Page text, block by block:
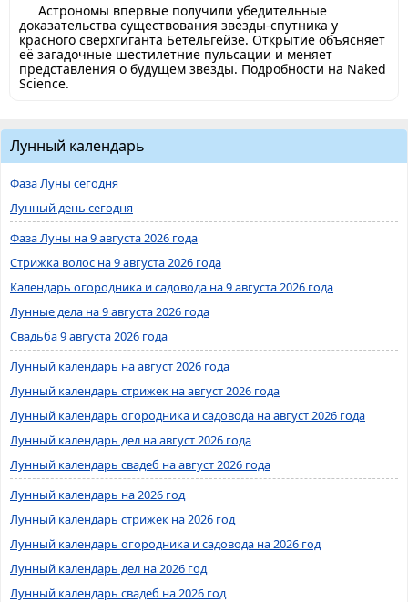
Астрономы впервые получили убедительные
доказательства существования звезды-спутника у
красного сверхгиганта Бетельгейзе. Открытие объясняет
её загадочные шестилетние пульсации и меняет
представления о будущем звезды. Подробности на Naked
Science.
Лунный календарь
Фаза Луны сегодня
Лунный день сегодня
Фаза Луны на 9 августа 2026 года
Стрижка волос на 9 августа 2026 года
Календарь огородника и садовода на 9 августа 2026 года
Лунные дела на 9 августа 2026 года
Свадьба 9 августа 2026 года
Лунный календарь на август 2026 года
Лунный календарь стрижек на август 2026 года
Лунный календарь огородника и садовода на август 2026 года
Лунный календарь дел на август 2026 года
Лунный календарь свадеб на август 2026 года
Лунный календарь на 2026 год
Лунный календарь стрижек на 2026 год
Лунный календарь огородника и садовода на 2026 год
Лунный календарь дел на 2026 год
Лунный календарь свадеб на 2026 год